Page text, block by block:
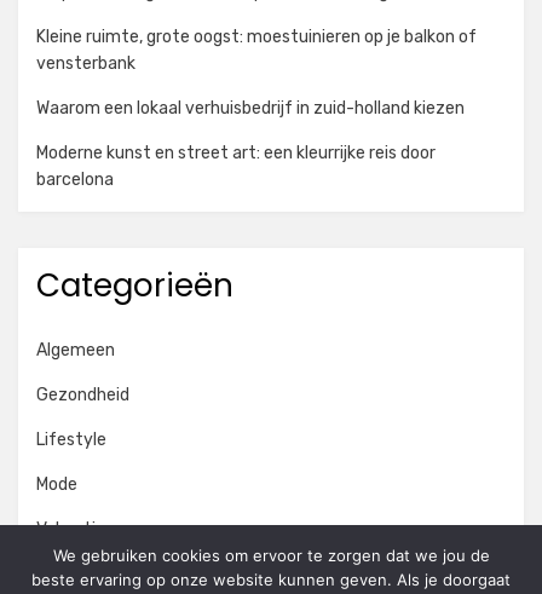
Kleine ruimte, grote oogst: moestuinieren op je balkon of
vensterbank
Waarom een lokaal verhuisbedrijf in zuid-holland kiezen
Moderne kunst en street art: een kleurrijke reis door
barcelona
Categorieën
Algemeen
Gezondheid
Lifestyle
Mode
Vakantie
Vrije tijd
We gebruiken cookies om ervoor te zorgen dat we jou de
beste ervaring op onze website kunnen geven. Als je doorgaat